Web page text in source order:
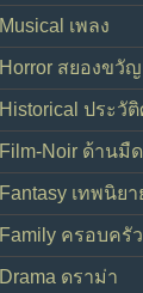
Musical เพลง
Horror สยองขวัญ
Historical ประวั
Film-Noir ด้านมื
Fantasy เทพนิยา
Family ครอบครัว
Drama ดราม่า